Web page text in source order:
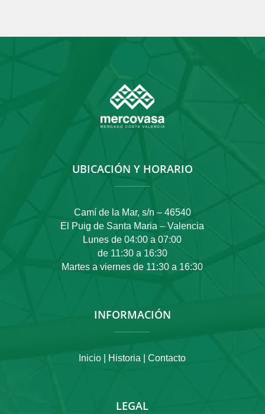
UBICACIÓN Y HORARIO
Camí de la Mar, s/n – 46540
El Puig de Santa Maria – Valencia
Lunes de 04:00 a 07:00
de 11:30 a 16:30
Martes a viernes de 11:30 a 16:30
INFORMACIÓN
Inicio | Historia |Contacto
LEGAL